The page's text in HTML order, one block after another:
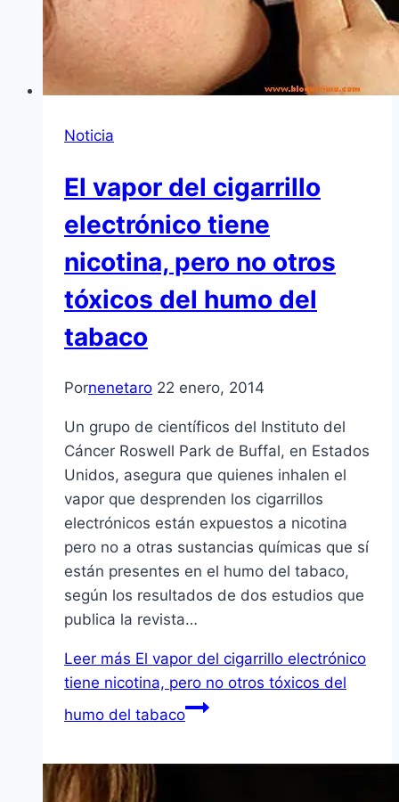
Noticia
El vapor del cigarrillo
electrónico tiene
nicotina, pero no otros
tóxicos del humo del
tabaco
Pornenetaro 22 enero, 2014
Un grupo de científicos del Instituto del
Cáncer Roswell Park de Buffal, en Estados
Unidos, asegura que quienes inhalen el
vapor que desprenden los cigarrillos
electrónicos están expuestos a nicotina
pero no a otras sustancias químicas que sí
están presentes en el humo del tabaco,
según los resultados de dos estudios que
publica la revista…
Leer más El vapor del cigarrillo electrónico
tiene nicotina, pero no otros tóxicos del
humo del tabaco